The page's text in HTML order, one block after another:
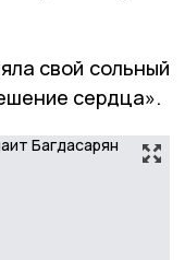
свой сольный
сердца».